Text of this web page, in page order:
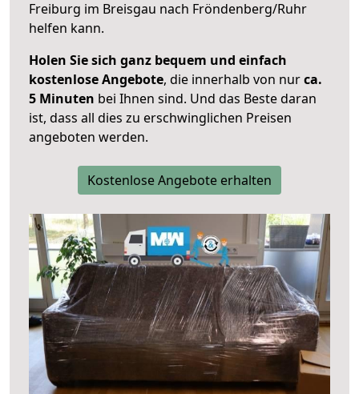
Freiburg im Breisgau nach Fröndenberg/Ruhr
helfen kann.
Holen Sie sich ganz bequem und einfach
kostenlose Angebote, die innerhalb von nurca.
5 Minuten bei Ihnen sind. Und das Beste daran
ist, dass all dies zu erschwinglichen Preisen
angeboten werden.
Kostenlose Angebote erhalten